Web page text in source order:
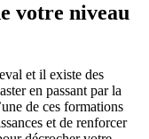
votre niveau
et il existe des
en passant par la
de ces formations
et de renforcer